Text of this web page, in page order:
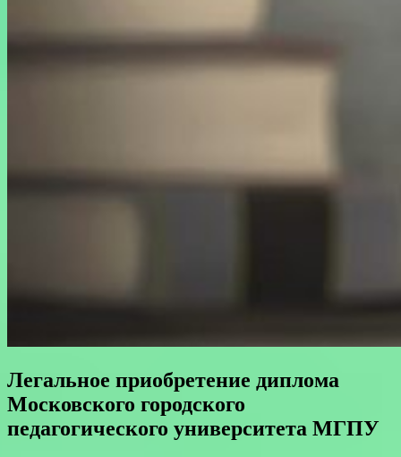
Легальное приобретение диплома
Московского городского
педагогического университета МГПУ